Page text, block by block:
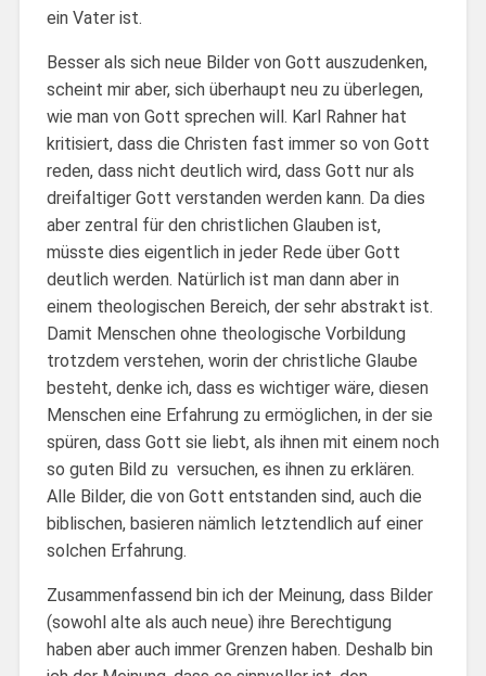
ein Vater ist.
Besser als sich neue Bilder von Gott auszudenken,
scheint mir aber, sich überhaupt neu zu überlegen,
wie man von Gott sprechen will. Karl Rahner hat
kritisiert, dass die Christen fast immer so von Gott
reden, dass nicht deutlich wird, dass Gott nur als
dreifaltiger Gott verstanden werden kann. Da dies
aber zentral für den christlichen Glauben ist,
müsste dies eigentlich in jeder Rede über Gott
deutlich werden. Natürlich ist man dann aber in
einem theologischen Bereich, der sehr abstrakt ist.
Damit Menschen ohne theologische Vorbildung
trotzdem verstehen, worin der christliche Glaube
besteht, denke ich, dass es wichtiger wäre, diesen
Menschen eine Erfahrung zu ermöglichen, in der sie
spüren, dass Gott sie liebt, als ihnen mit einem noch
so guten Bild zu versuchen, es ihnen zu erklären.
Alle Bilder, die von Gott entstanden sind, auch die
biblischen, basieren nämlich letztendlich auf einer
solchen Erfahrung.
Zusammenfassend bin ich der Meinung, dass Bilder
(sowohl alte als auch neue) ihre Berechtigung
haben aber auch immer Grenzen haben. Deshalb bin